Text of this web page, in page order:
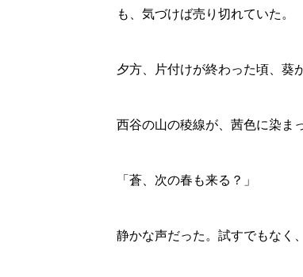
も、気づけば売り切れていた。
夕方、片付けが終わった頃、葵
西谷の山の稜線が、茜色に染ま
「蒼、次の春も来る？」
静かな声だった。試すでもなく